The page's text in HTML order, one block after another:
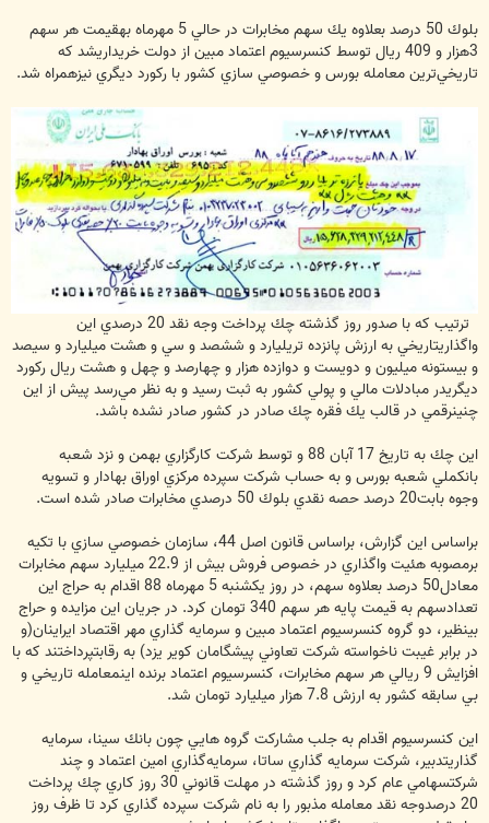
بلوك 50 درصد بعلاوه يك سهم مخابرات در حالي 5 مهرماه بهقيمت هر سهم
3هزار و 409 ريال توسط كنسرسيوم اعتماد مبين از دولت خريداريشد كه
تاريخي‌ترين معامله بورس و خصوصي سازي كشور با ركورد ديگري نيزهمراه شد.
ترتيب كه با صدور روز گذشته چك پرداخت وجه نقد 20 درصدي اين
واگذاريتاريخي به ارزش پانزده تريليارد و ششصد و سي و هشت ميليارد و سيصد
و بيستونه ميليون و دويست و دوازده هزار و چهارصد و چهل و هشت ريال ركورد
ديگريدر مبادلات مالي و پولي كشور به ثبت رسيد و به نظر مي‌رسد پيش از اين
چنينرقمي در قالب يك فقره چك صادر در كشور صادر نشده باشد.
اين چك به تاريخ 17 آبان 88 و توسط شركت كارگزاري بهمن و نزد شعبه
بانكملي شعبه بورس و به حساب شركت سپرده مركزي اوراق بهادار و تسويه
وجوه بابت20 درصد حصه نقدي بلوك 50 درصدي مخابرات صادر شده است.
براساس اين گزارش،‌ براساس قانون اصل 44، سازمان خصوصي سازي با تكيه
برمصوبه هئيت واگذاري در خصوص فروش بيش از 22.9 ميليارد سهم مخابرات
معادل50 درصد بعلاوه سهم، در روز يكشنبه 5 مهرماه 88 اقدام به حراج اين
تعدادسهم به قيمت پايه هر سهم 340 تومان كرد. در جريان اين مزايده و حراج
بينظير، دو گروه كنسرسيوم اعتماد مبين و سرمايه گذاري مهر اقتصاد ايراينان(و
در برابر غيبت ناخواسته شركت تعاوني پيشگامان كوير يزد) به رقابتپرداختند كه با
افزايش 9 ريالي هر سهم مخابرات، كنسرسيوم اعتماد برنده اينمعامله تاريخي و
بي سابقه كشور به ارزش 7.8 هزار ميليارد تومان شد.
اين كنسرسيوم اقدام به جلب مشاركت گروه هايي چون بانك سينا،‌ سرمايه
گذاريتدبير، شركت سرمايه گذاري ساتا، سرمايه‌گذاري امين اعتماد و چند
شركتسهامي عام كرد و روز گذشته در مهلت قانوني 30 روز كاري چك پرداخت
20 درصدوجه نقد معامله مذبور را به نام شركت سپرده گذاري كرد تا ظرف روز